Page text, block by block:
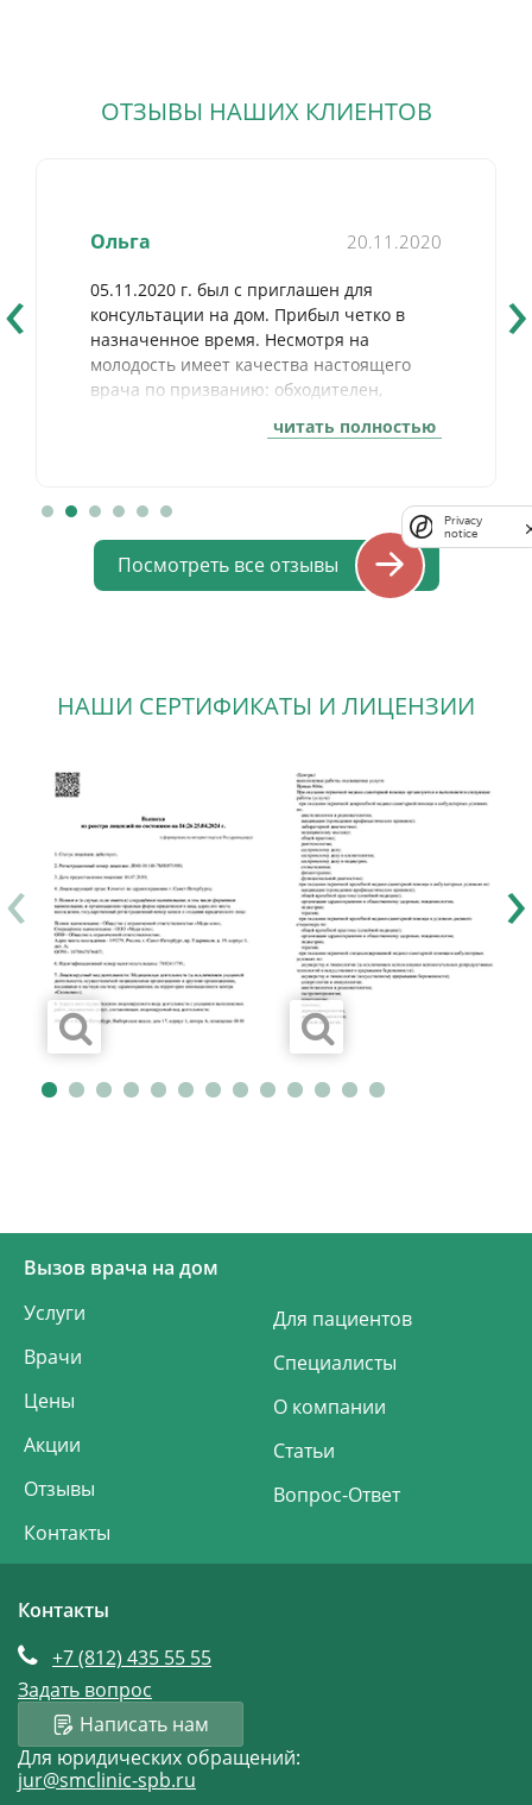
ОТЗЫВЫ НАШИХ КЛИЕНТОВ
Ольга 20.11.2020
05.11.2020 г. был с приглашен для
консультации на дом. Прибыл четко в
назначенное время. Несмотря на
молодость имеет качества настоящего
врача по призванию: обходителен,
профессиональной подготовки, по
визит, после которого появляется
спокойствие и вера в молодое поколение
наших врачей. Поклон и уважение!
читать полностью
‹ ›
Посмотреть все отзывы
НАШИ СЕРТИФИКАТЫ И ЛИЦЕНЗИИ
‹ ›
Вызов врача на дом
Услуги
Врачи
Цены
Акции
Отзывы
Контакты
Для пациентов
Специалисты
О компании
Статьи
Вопрос-Ответ
Контакты
+7 (812) 435 55 55
Задать вопрос
Написать нам
Для юридических обращений:
jur@smclinic-spb.ru
Privacy
notice